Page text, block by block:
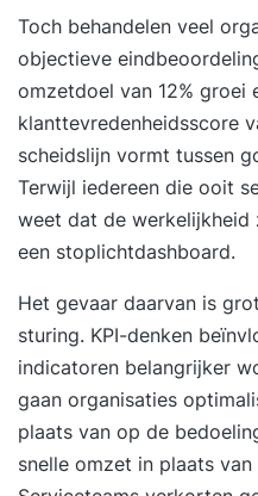
vooruitgang te
praktische toepassing
Een doel wordt pas
dag voor de volle
van mentale training
met spanning, je
je motivatie en
je doen door de
vaardigheden te
energizing en
visualisatie. Door het
kun je je prestatie
training? Deze training
om u eigen prestatie-
Toch behandelen veel
objectieve
omzetdoel van 12% groei
klanttevredenheidsscore
scheidslijn vormt tussen
Terwijl iedereen die ooit
weet dat de werkelijkheid
een stoplichtdashboard.
Het gevaar daarvan is
sturing. KPI-denken
indicatoren belangrijker
gaan organisaties
plaats van op de
snelle omzet in plaats